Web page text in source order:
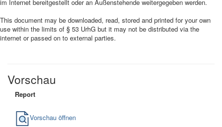
im Internet bereitgestellt oder an Außenstehende weitergegeben werden.
This document may be downloaded, read, stored and printed for your own
use within the limits of § 53 UrhG but it may not be distributed via the
internet or passed on to external parties.
Vorschau
Report
Vorschau öffnen